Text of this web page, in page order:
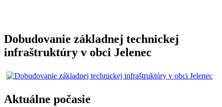
Dobudovanie základnej technickej
infraštruktúry v obci Jelenec
Aktuálne počasie